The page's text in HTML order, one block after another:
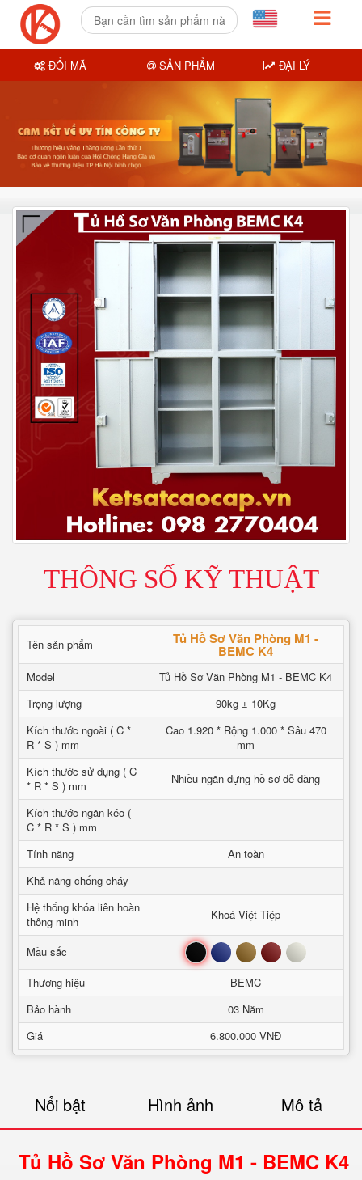
THÔNG SỐ KỸ THUẬT
Tên sản phẩm Tủ Hồ Sơ Văn Phòng M1 -
BEMC K4
Model
Tủ Hồ Sơ Văn Phòng M1 - BEMC K4
Trọng lượng
90kg ± 10Kg
Kích thước ngoài ( C *
R * S ) mm
Cao 1.920 * Rộng 1.000 * Sâu 470
mm
Kích thước sử dụng ( C
* R * S ) mm
Nhiều ngăn đựng hồ sơ dễ dàng
Kích thước ngăn kéo (
C * R * S ) mm
Tính năng
An toàn
Khả năng chống cháy
Hệ thống khóa liên hoàn
thông minh
Khoá Việt Tiệp
Mầu sắc Đen Xanh Nâu Đỏ Trắng
Thương hiệu
BEMC
Bảo hành
03 Năm
Giá
6.800.000 VNĐ
Nổi bật Hình ảnh Mô tả
Tủ Hồ Sơ Văn Phòng M1 - BEMC K4
ĐỔI MÃ SẢN PHẨM ĐẠI LÝ